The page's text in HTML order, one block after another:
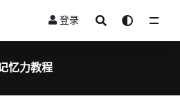
登录
忆力教程